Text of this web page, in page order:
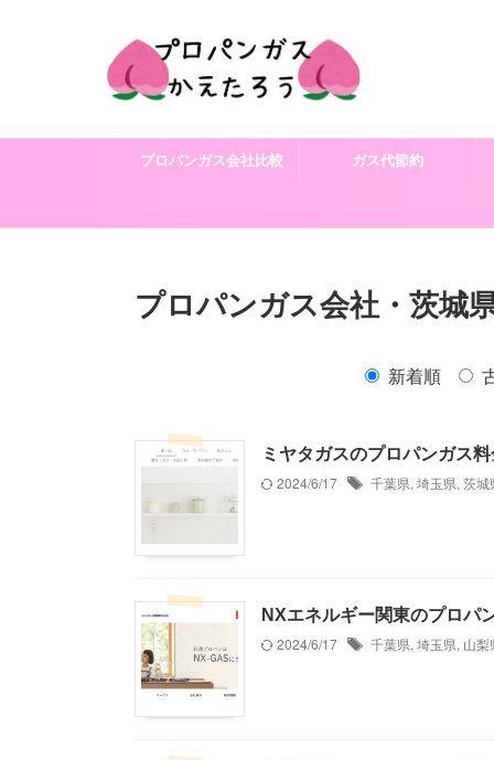
プロパンガス会社比較 ガス代節約
プロパンガス会社・茨城
新着順
ミヤタガスのプロパンガス
2024/6/17
千葉県, 埼玉県, 茨城
NXエネルギー関東のプロパ
2024/6/17
千葉県, 埼玉県, 山梨